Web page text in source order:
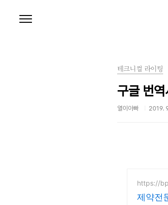
테크니컬 라이팅
구글 번
열이아빠 2019.
https://
제약전